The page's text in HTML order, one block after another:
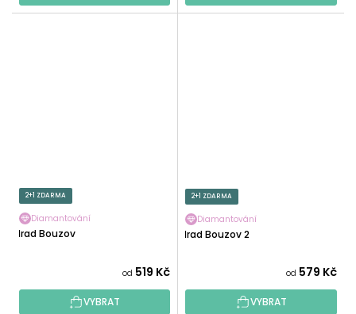
2+1 ZDARMA
Diamantování
Hrad Bouzov
od 519 Kč
VYBRAT
2+1 ZDARMA
Diamantování
Hrad Bouzov 2
od 579 Kč
VYBRAT